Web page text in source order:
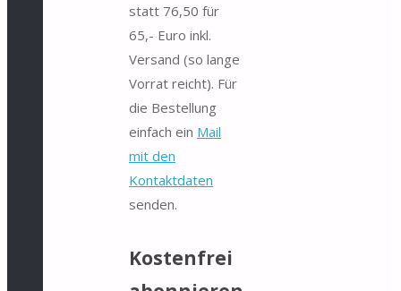
statt 76,50 für
65,- Euro inkl.
Versand (so lange
Vorrat reicht). Für
die Bestellung
einfach ein Mail
mit den
Kontaktdaten
senden.
Kostenfrei